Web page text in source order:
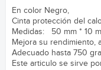
En color Negro,
Cinta protección del
Medidas: 50 mm * 10
Mejora su rendimiento,
Adecuado hasta 750
Este articulo se sirve